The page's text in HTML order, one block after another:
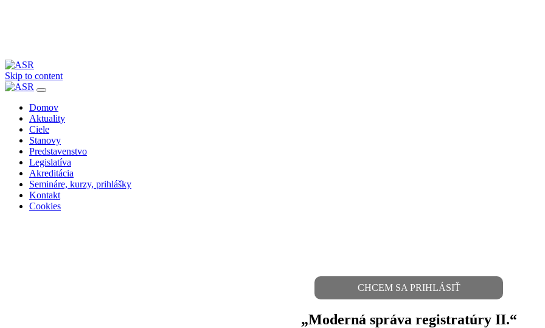
Skip to content
Domov
Aktuality
Ciele
Stanovy
Predstavenstvo
Legislatíva
Akreditácia
Semináre, kurzy, prihlášky
Kontakt
Cookies
CHCEM SA PRIHLÁSIŤ
„Moderná správa registratúry II.“